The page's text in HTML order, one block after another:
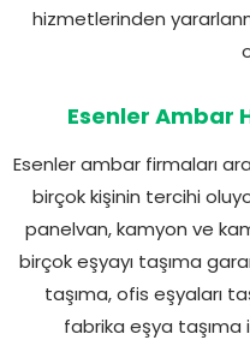
hizmetlerinden
Esenler Ambar
Esenler ambar firmaları
birçok kişinin tercihi
panelvan, kamyon ve
birçok eşyayı taşıma
taşıma, ofis eşyaları
fabrika eşya